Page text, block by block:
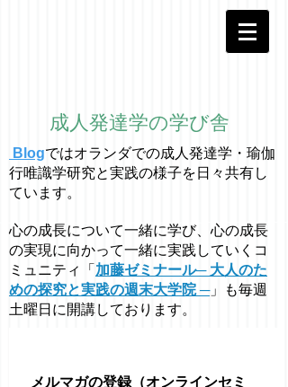
成人発達学の学び舎
Blogではオラ ンダでの成人発達学・ 瑜伽
行唯識学研究と実践の様子を日々共有し
ています。
心の成長について一緒に学び、心の成長
の実現に向かって一緒に実践していくコ
ミュニティ「 加藤ゼミナール─ 大人のた
めの探究と実践の週末大学院 ─」も毎週
土曜日に開講しております。
メルマガの登録（オンラインセミ